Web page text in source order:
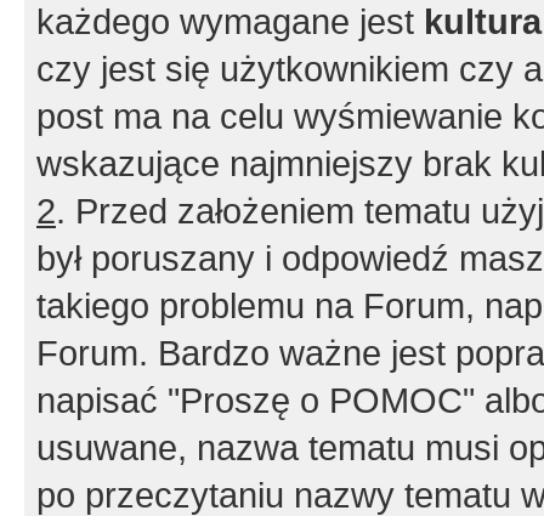
każdego wymagane jest
czy jest się użytkownikiem czy
post ma na celu wyśmiewanie
wskazujące najmniejszy brak
2. Przed założeniem tematu
był poruszany i odpowiedź
takiego problemu na Forum,
Forum. Bardzo ważne jest
napisać "Proszę o POMOC"
usuwane, nazwa tematu musi
po przeczytaniu nazwy tematu